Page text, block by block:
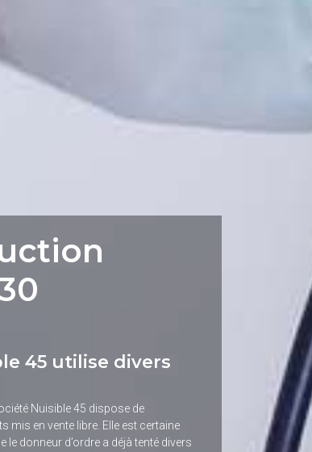
45 utilise divers
Nuisible 45 dispose de
mis en vente libre. Elle est certaine
donneur d’ordre a déjà tenté divers